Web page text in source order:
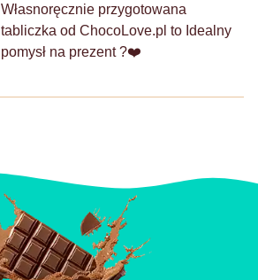
Własnoręcznie przygotowana
tabliczka od ChocoLove.pl to Idealny
pomysł na prezent ?❤️